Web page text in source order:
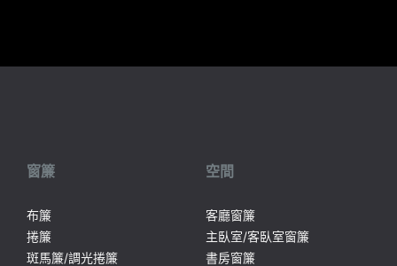
窗簾
布簾
捲簾
斑馬簾/調光捲簾
空間
客廳窗簾
主臥室/客臥室窗簾
書房窗簾